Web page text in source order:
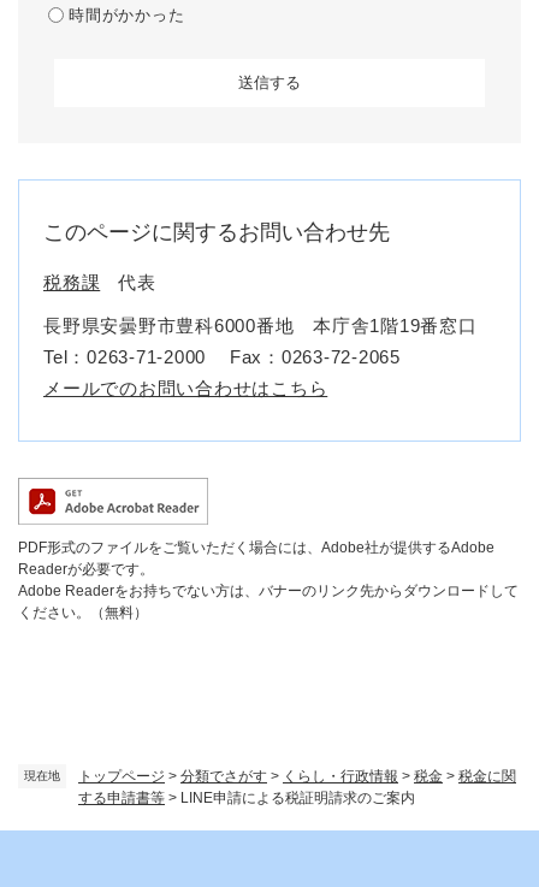
現在地 トップページ > 分類でさがす > くらし・行政情報 > 税金 > 税金に関
する申請書等 > LINE申請による税証明請求のご案内
時間がかかった
このページに関するお問い合わせ先
税務課 代表
長野県安曇野市豊科6000番地 本庁舎1階19番窓口
Tel：0263-71-2000
Fax：0263-72-2065
メールでのお問い合わせはこちら
PDF形式のファイルをご覧いただく場合には、Adobe社が提供するAdobe
Readerが必要です。
Adobe Readerをお持ちでない方は、バナーのリンク先からダウンロードして
ください。（無料）